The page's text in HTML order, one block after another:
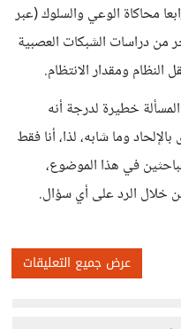
محاكاة الوعي والسلوك (عبر
من دراسات الشبكات العصبية
النظام ومقدار الانتظام.
خطيرة لدرجة أنه
وما شابه، لذا، أنا فقط
في هذا الموضوع،
خلال الرد على أي سؤال.
عرض جميع التعليقات